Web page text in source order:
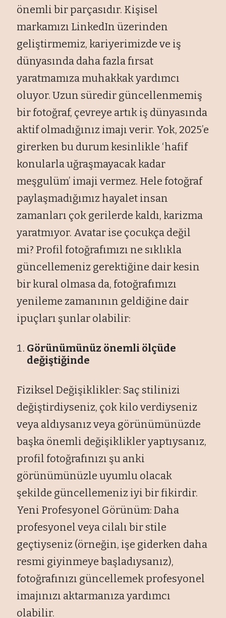
önemli bir parçasıdır. Kişisel
markamızı LinkedIn üzerinden
geliştirmemiz, kariyerimizde ve iş
dünyasında daha fazla fırsat
yaratmamıza muhakkak yardımcı
oluyor. Uzun süredir güncellenmemiş
bir fotoğraf, çevreye artık iş dünyasında
aktif olmadığınız imajı verir. Yok, 2025’e
girerken bu durum kesinlikle ‘hafif
konularla uğraşmayacak kadar
meşgulüm’ imaji vermez. Hele fotoğraf
paylaşmadığımız hayalet insan
zamanları çok gerilerde kaldı, karizma
yaratmıyor. Avatar ise çocukça değil
mi? Profil fotoğrafımızı ne sıklıkla
güncellemeniz gerektiğine dair kesin
bir kural olmasa da, fotoğrafımızı
yenileme zamanının geldiğine dair
ipuçları şunlar olabilir:
Görünümünüz önemli ölçüde
değiştiğinde
Fiziksel Değişiklikler: Saç stilinizi
değiştirdiyseniz, çok kilo verdiyseniz
veya aldıysanız veya görünümünüzde
başka önemli değişiklikler yaptıysanız,
profil fotoğrafınızı şu anki
görünümünüzle uyumlu olacak
şekilde güncellemeniz iyi bir fikirdir.
Yeni Profesyonel Görünüm: Daha
profesyonel veya cilalı bir stile
geçtiyseniz (örneğin, işe giderken daha
resmi giyinmeye başladıysanız),
fotoğrafınızı güncellemek profesyonel
imajınızı aktarmanıza yardımcı
olabilir.